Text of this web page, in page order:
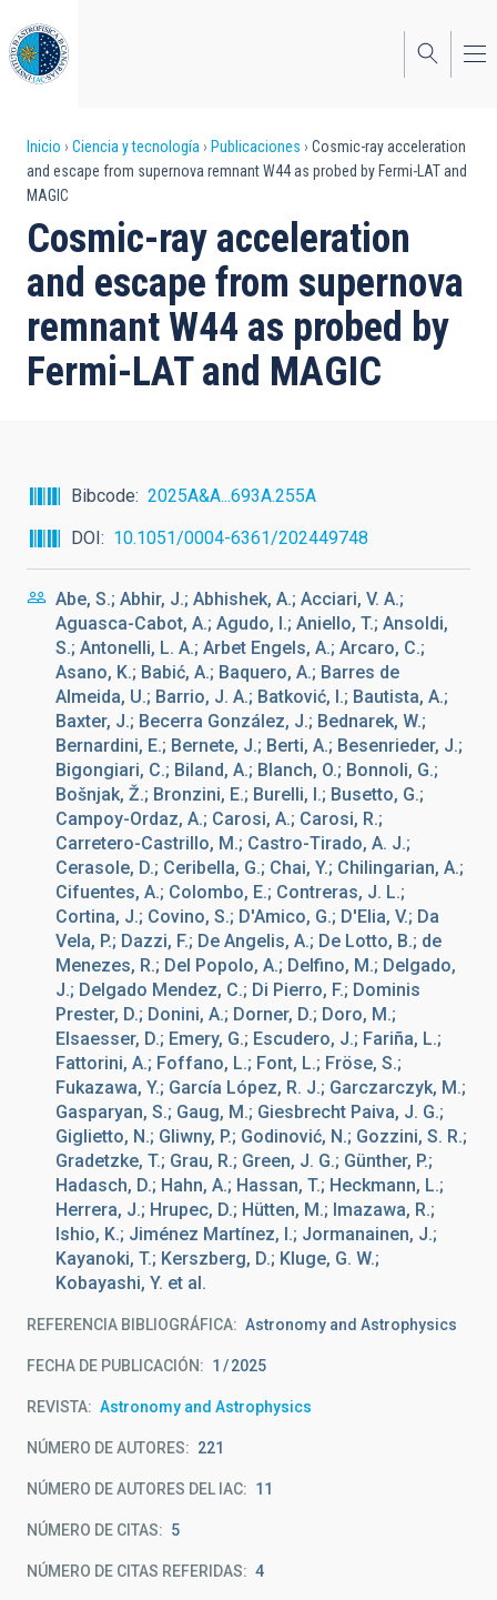
al
contenido
principal
Sobrescribir
enlaces
de
ayuda
a
la
navegación
Inicio Ciencia y tecnología Publicaciones
Cosmic-ray acceleration
and escape from supernova remnant W44 as probed by Fermi-LAT and
MAGIC
Cosmic-ray acceleration
and escape from supernova
remnant W44 as probed by
Fermi-LAT and MAGIC
Bibcode
2025A&A...693A.255A
DOI
10.1051/0004-6361/202449748
Abe, S.; Abhir, J.; Abhishek, A.; Acciari, V. A.;
Aguasca-Cabot, A.; Agudo, I.; Aniello, T.; Ansoldi,
S.; Antonelli, L. A.; Arbet Engels, A.; Arcaro, C.;
Asano, K.; Babić, A.; Baquero, A.; Barres de
Almeida, U.; Barrio, J. A.; Batković, I.; Bautista, A.;
Baxter, J.; Becerra González, J.; Bednarek, W.;
Bernardini, E.; Bernete, J.; Berti, A.; Besenrieder, J.;
Bigongiari, C.; Biland, A.; Blanch, O.; Bonnoli, G.;
Bošnjak, Ž.; Bronzini, E.; Burelli, I.; Busetto, G.;
Campoy-Ordaz, A.; Carosi, A.; Carosi, R.;
Carretero-Castrillo, M.; Castro-Tirado, A. J.;
Cerasole, D.; Ceribella, G.; Chai, Y.; Chilingarian, A.;
Cifuentes, A.; Colombo, E.; Contreras, J. L.;
Cortina, J.; Covino, S.; D'Amico, G.; D'Elia, V.; Da
Vela, P.; Dazzi, F.; De Angelis, A.; De Lotto, B.; de
Menezes, R.; Del Popolo, A.; Delfino, M.; Delgado,
J.; Delgado Mendez, C.; Di Pierro, F.; Dominis
Prester, D.; Donini, A.; Dorner, D.; Doro, M.;
Elsaesser, D.; Emery, G.; Escudero, J.; Fariña, L.;
Fattorini, A.; Foffano, L.; Font, L.; Fröse, S.;
Fukazawa, Y.; García López, R. J.; Garczarczyk, M.;
Gasparyan, S.; Gaug, M.; Giesbrecht Paiva, J. G.;
Giglietto, N.; Gliwny, P.; Godinović, N.; Gozzini, S. R.;
Gradetzke, T.; Grau, R.; Green, J. G.; Günther, P.;
Hadasch, D.; Hahn, A.; Hassan, T.; Heckmann, L.;
Herrera, J.; Hrupec, D.; Hütten, M.; Imazawa, R.;
Ishio, K.; Jiménez Martínez, I.; Jormanainen, J.;
Kayanoki, T.; Kerszberg, D.; Kluge, G. W.;
Kobayashi, Y. et al.
REFERENCIA BIBLIOGRÁFICA Astronomy and Astrophysics
FECHA DE PUBLICACIÓN: 1 2025
REVISTA Astronomy and Astrophysics
NÚMERO DE AUTORES 221
NÚMERO DE AUTORES DEL IAC 11
NÚMERO DE CITAS 5
NÚMERO DE CITAS REFERIDAS 4